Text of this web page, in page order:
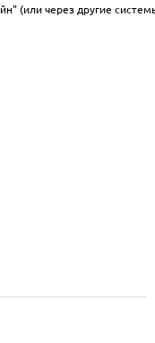
(или через другие